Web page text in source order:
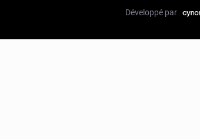
Développé par